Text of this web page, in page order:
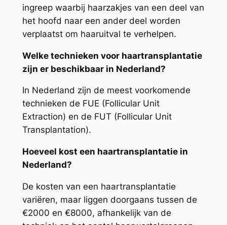
ingreep waarbij haarzakjes van een deel van
het hoofd naar een ander deel worden
verplaatst om haaruitval te verhelpen.
Welke technieken voor haartransplantatie
zijn er beschikbaar in Nederland?
In Nederland zijn de meest voorkomende
technieken de FUE (Follicular Unit
Extraction) en de FUT (Follicular Unit
Transplantation).
Hoeveel kost een haartransplantatie in
Nederland?
De kosten van een haartransplantatie
variëren, maar liggen doorgaans tussen de
€2000 en €8000, afhankelijk van de